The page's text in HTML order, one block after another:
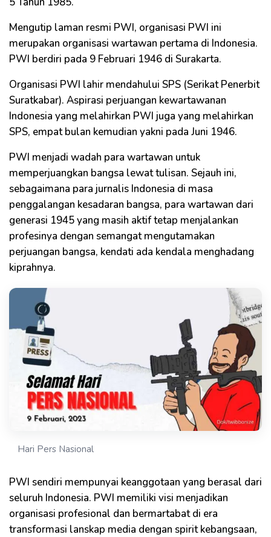
Mengutip laman resmi PWI, organisasi PWI ini
merupakan organisasi wartawan pertama di Indonesia.
PWI berdiri pada 9 Februari 1946 di Surakarta.
Organisasi PWI lahir mendahului SPS (Serikat Penerbit
Suratkabar). Aspirasi perjuangan kewartawanan
Indonesia yang melahirkan PWI juga yang melahirkan
SPS, empat bulan kemudian yakni pada Juni 1946.
PWI menjadi wadah para wartawan untuk
memperjuangkan bangsa lewat tulisan. Sejauh ini,
sebagaimana para jurnalis Indonesia di masa
penggalangan kesadaran bangsa, para wartawan dari
generasi 1945 yang masih aktif tetap menjalankan
profesinya dengan semangat mengutamakan
perjuangan bangsa, kendati ada kendala menghadang
kiprahnya.
Hari Pers Nasional
PWI sendiri mempunyai keanggotaan yang berasal dari
seluruh Indonesia. PWI memiliki visi menjadikan
organisasi profesional dan bermartabat di era
transformasi lanskap media dengan spirit kebangsaan,